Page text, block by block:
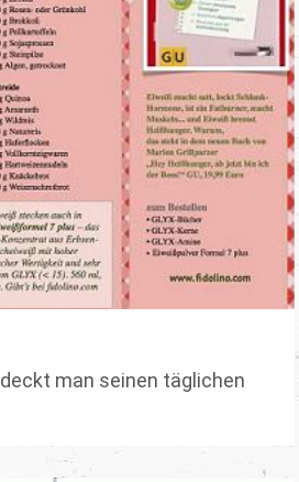
deckt man seinen täglichen